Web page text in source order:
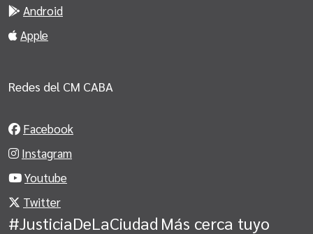
Android
Apple
Redes del CM CABA
Facebook
Instagram
Youtube
Twitter
#JusticiaDeLaCiudad Más cerca tuyo